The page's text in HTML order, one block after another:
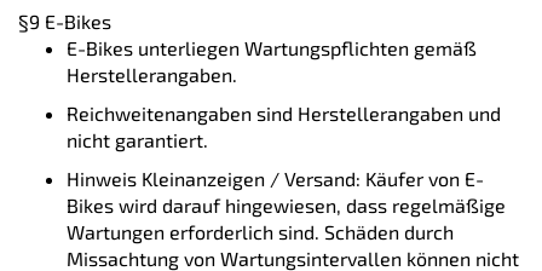
§9 E-Bikes
E-Bikes unterliegen Wartungspflichten gemäß
Herstellerangaben.
Reichweitenangaben sind Herstellerangaben und
nicht garantiert.
Hinweis Kleinanzeigen / Versand: Käufer von E-
Bikes wird darauf hingewiesen, dass regelmäßige
Wartungen erforderlich sind. Schäden durch
Missachtung von Wartungsintervallen können nicht